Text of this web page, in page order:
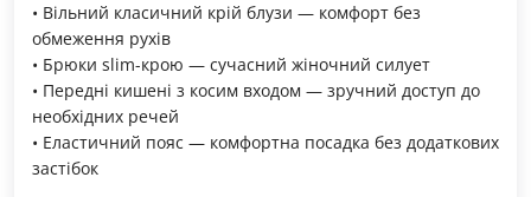
• Вільний класичний крій блузи — комфорт без
обмеження рухів
• Брюки slim-крою — сучасний жіночний силует
• Передні кишені з косим входом — зручний доступ до
необхідних речей
• Еластичний пояс — комфортна посадка без додаткових
застібок